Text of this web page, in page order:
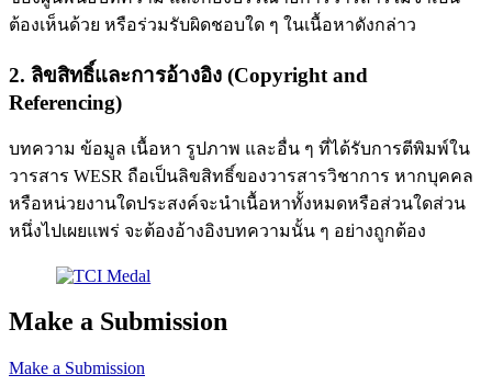
ต้องเห็นด้วย หรือร่วมรับผิดชอบใด ๆ ในเนื้อหาดังกล่าว
2. ลิขสิทธิ์และการอ้างอิง (Copyright and
Referencing)
บทความ ข้อมูล เนื้อหา รูปภาพ และอื่น ๆ ที่ได้รับการตีพิมพ์ใน
วารสาร WESR ถือเป็นลิขสิทธิ์ของวารสารวิชาการ หากบุคคล
หรือหน่วยงานใดประสงค์จะนำเนื้อหาทั้งหมดหรือส่วนใดส่วน
หนึ่งไปเผยแพร่ จะต้องอ้างอิงบทความนั้น ๆ อย่างถูกต้อง
Make a Submission
Make a Submission